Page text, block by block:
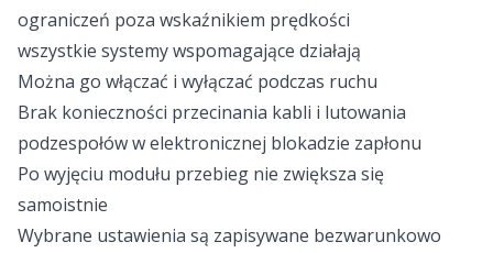
ograniczeń poza wskaźnikiem prędkości
wszystkie systemy wspomagające działają
Można go włączać i wyłączać podczas ruchu
Brak konieczności przecinania kabli i lutowania
podzespołów w elektronicznej blokadzie zapłonu
Po wyjęciu modułu przebieg nie zwiększa się
samoistnie
Wybrane ustawienia są zapisywane bezwarunkowo